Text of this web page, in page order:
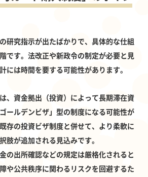
研究指示が出たばかりで、具体的な仕組
です。法改正や新政令の制定が必要と見
には時間を要する可能性があります。
、資金拠出（投資）によって長期滞在資
ールデンビザ」型の制度になる可能性が
存の投資ビザ制度と併せて、より柔軟に
肢が追加される見込みです。
の出所確認などの規定は厳格化されると
や公共秩序に関わるリスクを回避するた